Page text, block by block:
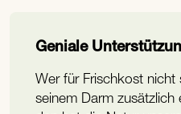
Geniale
Wer für Frischkost nicht
seinem Darm